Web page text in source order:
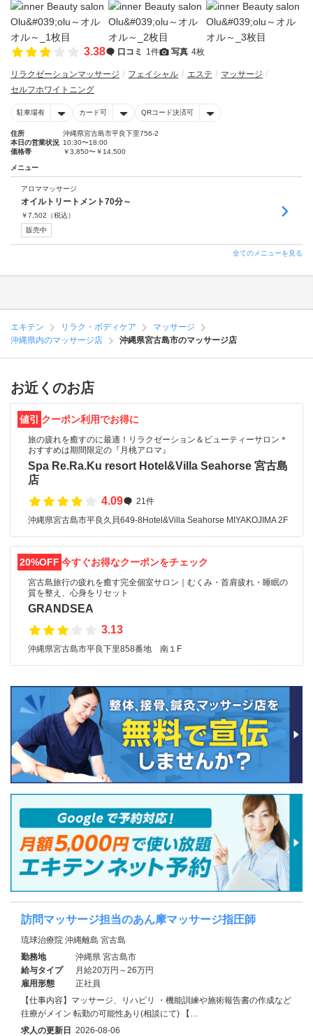
3.38 口コミ 1件 写真 4枚
リラクゼーションマッサージ フェイシャル エステ
マッサージ
セルフホワイトニング
駐車場有 カード可 QRコード決済可
住所
沖縄県宮古島市平良下里756-2
本日の営業状況 10:30〜18:00
価格帯
￥3,850〜￥14,500
メニュー
アロママッサージ
オイルトリートメント70分～
￥7,502 （税込）
販売中
全てのメニューを見る
エキテン リラク・ボディケア
マッサージ
沖縄県内のマッサージ店
沖縄県宮古島市のマッサージ店
お近くのお店
値引 クーポン利用でお得に
旅の疲れを癒すのに最適！リラクゼーション＆ビューティーサロン＊
おすすめは期間限定の『月桃アロマ』
Spa Re.Ra.Ku resort Hotel&Villa Seahorse 宮古島
店
4.09
21件
沖縄県宮古島市平良久貝649-8Hotel&Villa Seahorse MIYAKOJIMA 2F
20%OFF 今すぐお得なクーポンをチェック
宮古島旅行の疲れを癒す完全個室サロン｜むくみ・首肩疲れ・睡眠の
質を整え、心身をリセット
GRANDSEA
3.13
沖縄県宮古島市平良下里858番地 南１F
訪問マッサージ担当のあん摩マッサージ指圧師
琉球治療院 沖縄離島 宮古島
勤務地
沖縄県 宮古島市
給与タイプ
月給20万円～26万円
雇用形態
正社員
【仕事内容】マッサージ、リハビリ ・機能訓練や施術報告書の作成など
往療がメイン 転勤の可能性あり(相談にて) 【…
求人の更新日 2026-08-06